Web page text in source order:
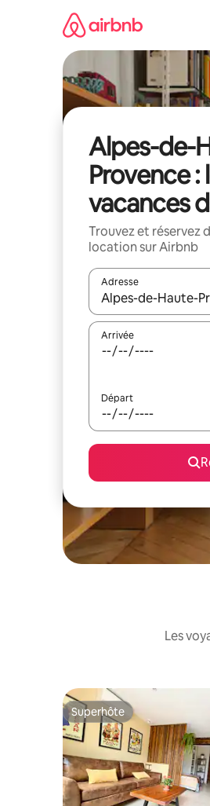
Alpes-de-
Provence
vacances
Trouvez et réservez
location sur Airbnb
Adresse
Lorsque les résultats
Arrivée
Départ
Les
Superhôte
Superhôte